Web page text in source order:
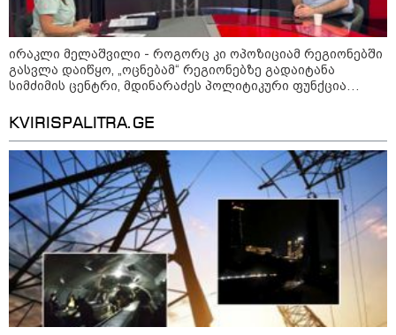
შინაარსი იქმნება სოციალურ
მედიაში, არარსებული
ადამიანები, საუბრობენ,
თითქოს საქართველოში
უარყოფითი გარემოა რუსი
ტურისტებისთვის" - პრემიერი
მატარებლით, რომელიც ახალი
სიჩქარით მოძრაობს, მანამდე
ბათუმამდე მგზავრობის დრო
იყო 5,5 საათი და ახლა არის 4
საათამდე შემცირებული" -
ირაკლი კობახიძე
15:17 / 06-08-2026
შემოსავლების სამსახურში
აზერბაიჯანული მედიის მიერ
გავრცელებულ ინფორმაციას
პასუხობენ
ირაკლი მელაშვილი - როგორც კი ოპოზიციამ რეგიონებში
გასვლა დაიწყო, „ოცნებამ“ რეგიონებზე გადაიტანა
სიმძიმის ცენტრი, მდინარაძეს პოლიტიკური ფუნქცია
ამოცანაა, მაქსიმალური უზრუნველყოფა ოპოზიციის
KVIRISPALITRA.GE